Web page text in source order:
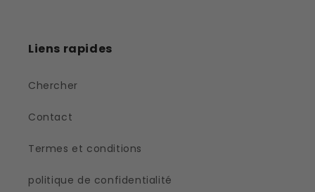
Liens rapides
Chercher
Contact
Termes et conditions
politique de confidentialité